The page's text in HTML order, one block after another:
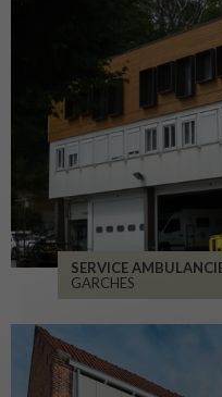
SERVICE
GARCHES